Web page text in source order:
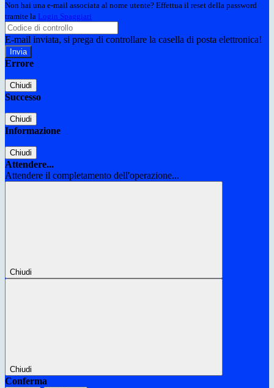
Non hai una e-mail associata al nome utente? Effettua il reset della password
tramite la Login Spaggiari
E-mail inviata, si prega di controllare la casella di posta elettronica!
Errore
Chiudi
Successo
Chiudi
Informazione
Chiudi
Attendere...
Attendere il completamento dell'operazione...
Chiudi
Chiudi
Conferma